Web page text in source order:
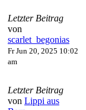
Letzter Beitrag
von
scarlet_begonias
Fr Jun 20, 2025 10:02
am
Letzter Beitrag
von Lippi aus